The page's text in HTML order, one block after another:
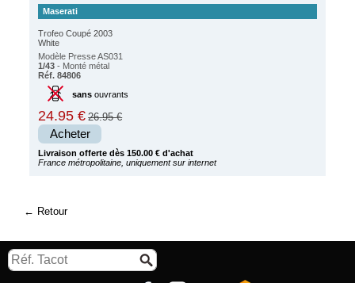
Maserati
Trofeo Coupé 2003
White
Modèle Presse AS031
1/43 - Monté métal
Réf. 84806
sansouvrants
24.95 € 26.95 €
Acheter
Livraison offerte dès 150.00 € d'achat
France métropolitaine, uniquement sur internet
Retour